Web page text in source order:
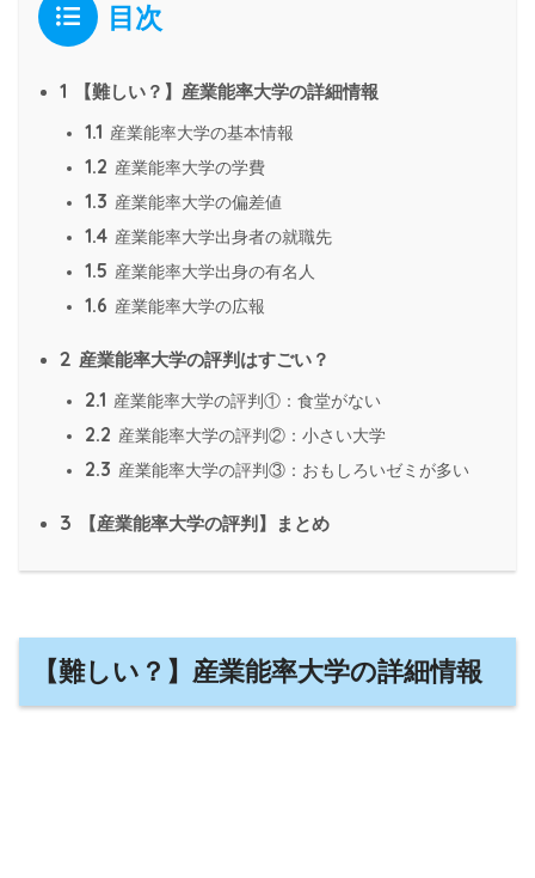
目次
1 【難しい？】産業能率大学の詳細情報
1.1 産業能率大学の基本情報
1.2 産業能率大学の学費
1.3 産業能率大学の偏差値
1.4 産業能率大学出身者の就職先
1.5 産業能率大学出身の有名人
1.6 産業能率大学の広報
2 産業能率大学の評判はすごい？
2.1 産業能率大学の評判①：食堂がない
2.2 産業能率大学の評判②：小さい大学
2.3 産業能率大学の評判③：おもしろいゼミが多い
3 【産業能率大学の評判】まとめ
【難しい？】産業能率大学の詳細情報